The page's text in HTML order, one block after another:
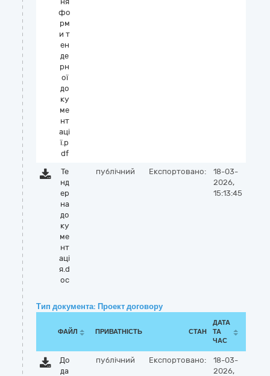
фо
рм
и т
ен
де
рн
ої
до
ку
ме
нт
аці
ї.p
df
Те
нд
ер
на
до
ку
ме
нт
аці
я.d
oc
публічний Експортовано:
18-03-
2026,
15:13:45
Тип документа: Проект договору
ФАЙЛ ПРИВАТНІСТЬ СТАН
ДАТА
ТА
ЧАС
До
да
публічний Експортовано:
18-03-
2026,